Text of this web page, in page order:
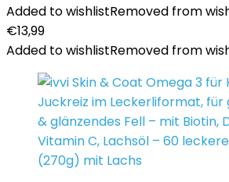
Added to wishlistRemoved from
€13,99
Added to wishlistRemoved from